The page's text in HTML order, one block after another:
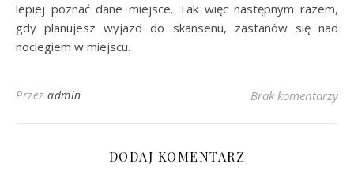
lepiej poznać dane miejsce. Tak więc następnym razem,
gdy planujesz wyjazd do skansenu, zastanów się nad
noclegiem w miejscu.
Przez admin Brak komentarzy
DODAJ KOMENTARZ